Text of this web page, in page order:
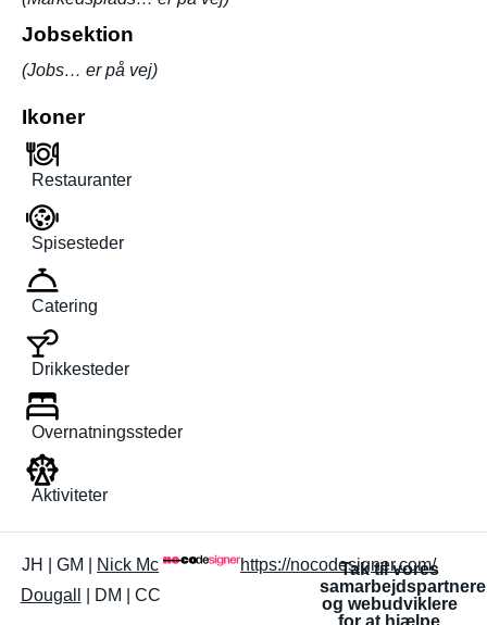
Jobsektion
(Jobs… er på vej)
Ikoner
Restauranter
Spisesteder
Catering
Drikkesteder
Overnatningssteder
Aktiviteter
Tak til vores
samarbejdspartnere
og webudviklere
for at hjælpe
https://nocodesigner.com/
JH | GM |
Nick Mc
Dougall
| DM | CC